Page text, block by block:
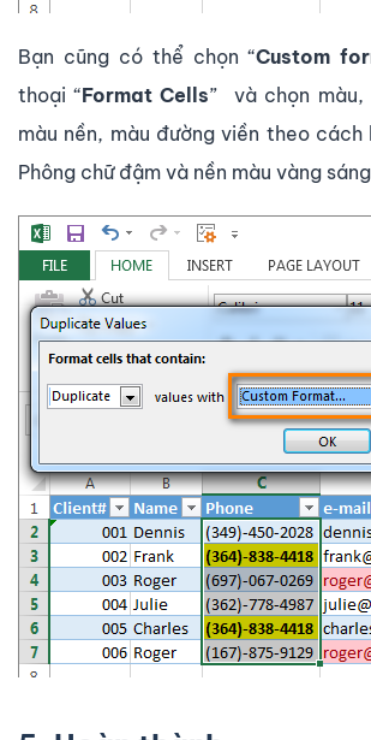
Bạn cũng có thể chọn “Custom
thoại “Format Cells” và chọn màu,
màu nền, màu đường viền theo
Phông chữ đậm và nền màu vàng